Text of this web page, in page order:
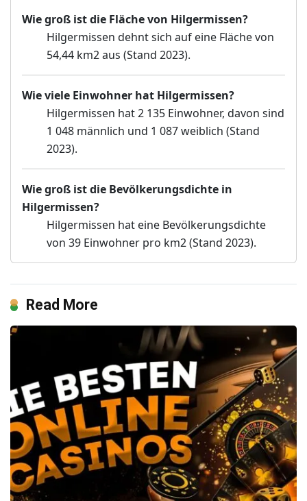
Wie groß ist die Fläche von Hilgermissen?
Hilgermissen dehnt sich auf eine Fläche von
54,44 km2 aus (Stand 2023).
Wie viele Einwohner hat Hilgermissen?
Hilgermissen hat 2 135 Einwohner, davon sind
1 048 männlich und 1 087 weiblich (Stand
2023).
Wie groß ist die Bevölkerungsdichte in
Hilgermissen?
Hilgermissen hat eine Bevölkerungsdichte
von 39 Einwohner pro km2 (Stand 2023).
Read More